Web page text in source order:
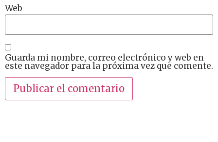
Web
Guarda mi nombre, correo electrónico y web en
este navegador para la próxima vez que comente.